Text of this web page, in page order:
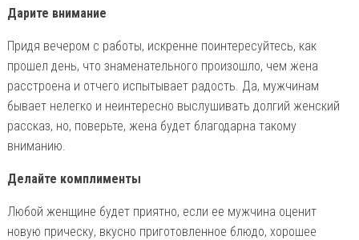
Дарите внимание
Придя вечером с работы, искренне поинтересуйтесь, как
прошел день, что знаменательного произошло, чем жена
расстроена и отчего испытывает радость. Да, мужчинам
бывает нелегко и неинтересно выслушивать долгий женский
рассказ, но, поверьте, жена будет благодарна такому
вниманию.
Делайте комплименты
Любой женщине будет приятно, если ее мужчина оценит
новую прическу, вкусно приготовленное блюдо, хорошее